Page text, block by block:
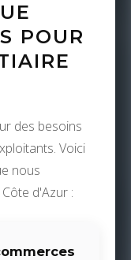
POUR
des besoins
Voici
nous
d'Azur :